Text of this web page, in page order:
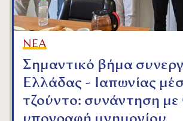
ΝΕΑ
Σημαντικό βήμα
Ελλάδας - Ιαπωνίας
τζούντο: συνάντηση με